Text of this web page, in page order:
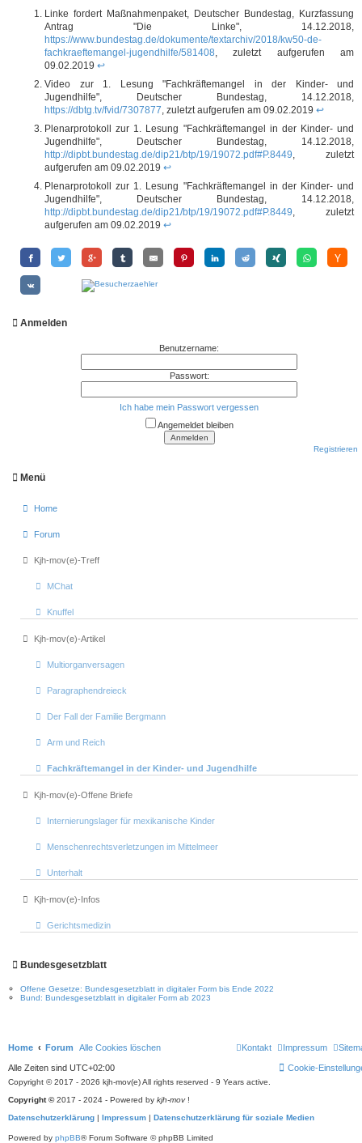
Linke fordert Maßnahmenpaket, Deutscher Bundestag, Kurzfassung
Antrag "Die Linke", 14.12.2018,
https://www.bundestag.de/dokumente/textarchiv/2018/kw50-de-
fachkraeftemangel-jugendhilfe/581408, zuletzt aufgerufen am
09.02.2019 ↩
Video zur 1. Lesung "Fachkräftemangel in der Kinder- und
Jugendhilfe", Deutscher Bundestag, 14.12.2018,
https://dbtg.tv/fvid/7307877, zuletzt aufgerufen am 09.02.2019 ↩
Plenarprotokoll zur 1. Lesung "Fachkräftemangel in der Kinder- und
Jugendhilfe", Deutscher Bundestag, 14.12.2018,
http://dipbt.bundestag.de/dip21/btp/19/19072.pdf#P.8449, zuletzt
aufgerufen am 09.02.2019 ↩
Plenarprotokoll zur 1. Lesung "Fachkräftemangel in der Kinder- und
Jugendhilfe", Deutscher Bundestag, 14.12.2018,
http://dipbt.bundestag.de/dip21/btp/19/19072.pdf#P.8449, zuletzt
aufgerufen am 09.02.2019 ↩
Anmelden
Benutzername:
Passwort:
Ich habe mein Passwort vergessen
Angemeldet bleiben
Registrieren
Menü
Home
Forum
Kjh-mov(e)-Treff
MChat
Knuffel
Kjh-mov(e)-Artikel
Multiorganversagen
Paragraphendreieck
Der Fall der Familie Bergmann
Arm und Reich
Fachkräftemangel in der Kinder- und Jugendhilfe
Kjh-mov(e)-Offene Briefe
Internierungslager für mexikanische Kinder
Menschenrechtsverletzungen im Mittelmeer
Unterhalt
Kjh-mov(e)-Infos
Gerichtsmedizin
Bundesgesetzblatt
Offene Gesetze: Bundesgesetzblatt in digitaler Form bis Ende 2022
Bund: Bundesgesetzblatt in digitaler Form ab 2023
Home Forum Impressum
Kontakt
Alle Cookies löschen
Alle Zeiten sind UTC+02:00 Cookie-
Copyright © 2017 - 2026 kjh-mov(e) All rights reserved - 9 Years active.
Copyright ©2017 - 2024 - Powered by kjh-mov!
Datenschutzerklärung | Impressum | Datenschutzerklärung für soziale Medien
Powered by phpBB® Forum Software © phpBB Limited